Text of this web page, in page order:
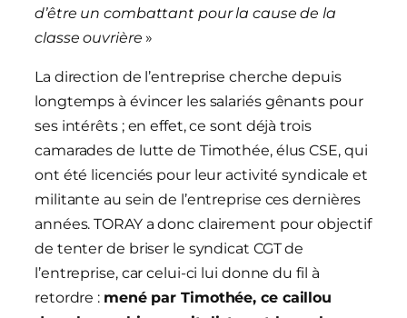
d’être un combattant pour la cause de la
classe ouvrière »
La direction de l’entreprise cherche depuis
longtemps à évincer les salariés gênants pour
ses intérêts ; en effet, ce sont déjà trois
camarades de lutte de Timothée, élus CSE, qui
ont été licenciés pour leur activité syndicale et
militante au sein de l’entreprise ces dernières
années. TORAY a donc clairement pour objectif
de tenter de briser le syndicat CGT de
l’entreprise, car celui-ci lui donne du fil à
retordre : mené par Timothée, ce caillou